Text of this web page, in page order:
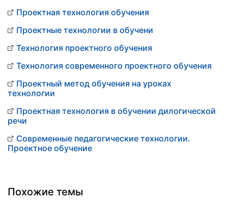
Проектная технология обучения
Проектные технологии в обучени
Технология проектного обучения
Технология современного проектного обучения
Проектный метод обучения на уроках
технологии
Проектная технология в обучении дилогической
речи
Современные педагогические технологии.
Проектное обучение
Похожие темы